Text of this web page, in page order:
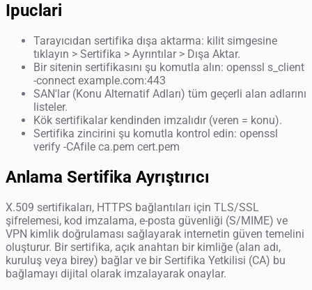
Ipuclari
Tarayıcıdan sertifika dışa aktarma: kilit simgesine
tıklayın > Sertifika > Ayrıntılar > Dışa Aktar.
Bir sitenin sertifikasını şu komutla alın: openssl s_client
-connect example.com:443
SAN'lar (Konu Alternatif Adları) tüm geçerli alan adlarını
listeler.
Kök sertifikalar kendinden imzalıdır (veren = konu).
Sertifika zincirini şu komutla kontrol edin: openssl
verify -CAfile ca.pem cert.pem
Anlama Sertifika Ayrıştırıcı
X.509 sertifikaları, HTTPS bağlantıları için TLS/SSL
şifrelemesi, kod imzalama, e-posta güvenliği (S/MIME) ve
VPN kimlik doğrulaması sağlayarak internetin güven temelini
oluşturur. Bir sertifika, açık anahtarı bir kimliğe (alan adı,
kuruluş veya birey) bağlar ve bir Sertifika Yetkilisi (CA) bu
bağlamayı dijital olarak imzalayarak onaylar.